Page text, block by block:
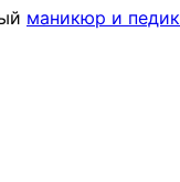
маникюр и